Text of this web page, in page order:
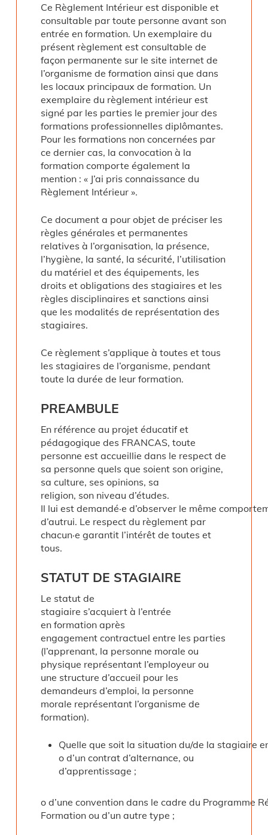
Ce Règlement Intérieur est disponible et
consultable par toute personne avant son
entrée en formation. Un exemplaire du
présent règlement est consultable de
façon permanente sur le site internet de
l’organisme de formation ainsi que dans
les locaux principaux de formation. Un
exemplaire du règlement intérieur est
signé par les parties le premier jour des
formations professionnelles diplômantes.
Pour les formations non concernées par
ce dernier cas, la convocation à la
formation comporte également la
mention : « J’ai pris connaissance du
Règlement Intérieur ».
Ce document a pour objet de préciser les
règles générales et permanentes
relatives à l’organisation, la présence,
l’hygiène, la santé, la sécurité, l’utilisation
du matériel et des équipements, les
droits et obligations des stagiaires et les
règles disciplinaires et sanctions ainsi
que les modalités de représentation des
stagiaires.
Ce règlement s’applique à toutes et tous
les stagiaires de l’organisme, pendant
toute la durée de leur formation.
PREAMBULE
En référence au projet éducatif et
pédagogique des FRANCAS, toute
personne est accueillie dans le respect de
sa personne quels que soient son origine,
sa culture, ses opinions, sa
religion, son niveau d’études.
Il lui est demandé·e d’observer le même
d’autrui. Le respect du règlement par
chacun·e garantit l’intérêt de toutes et
tous.
STATUT DE STAGIAIRE
Le statut de
stagiaire s’acquiert à l’entrée
en formation après
engagement contractuel entre les parties
(l’apprenant, la personne morale ou
physique représentant l’employeur ou
une structure d’accueil pour les
demandeurs d’emploi, la personne
morale représentant l’organisme de
formation).
Quelle que soit la situation du/de la stagiaire
o d’un contrat d’alternance, ou
d’apprentissage ;
o d’une convention dans le cadre du Programme
Formation ou d’un autre type ;